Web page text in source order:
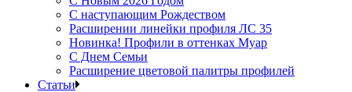
С наступающим Рождеством
Расширении линейки профиля ЛС 35
Новинка! Профили в оттенках Муар
С Днем Семьи
Расширение цветовой палитры профилей
Статьи